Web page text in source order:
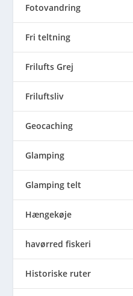
Fotovandring
Fri teltning
Frilufts Grej
Friluftsliv
Geocaching
Glamping
Glamping telt
Hængekøje
havørred fiskeri
Historiske ruter